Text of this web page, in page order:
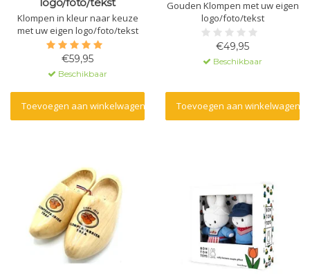
Klompen in kleur naar keuze
met uw eigen logo/foto/tekst
€59,95
Beschikbaar
Toevoegen aan winkelwagen
Gouden Klompen met uw eigen
logo/foto/tekst
€49,95
Beschikbaar
Toevoegen aan winkelwagen